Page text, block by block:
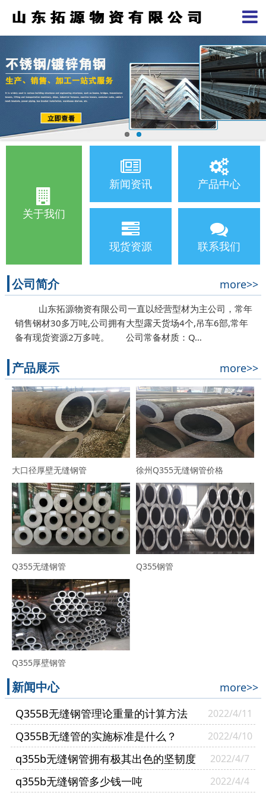
关于我们
新闻资讯 产品中心
现货资源 联系我们
公司简介 more>>
山东拓源物资有限公司一直以经营型材为主公司，常年
销售钢材30多万吨,公司拥有大型露天货场4个,吊车6部,常年
备有现货资源2万多吨。 公司常备材质：Q…
产品展示 more>>
大口径厚壁无缝钢管 徐州Q355无缝钢管价格
Q355无缝钢管 Q355钢管
Q355厚壁钢管
新闻中心
more>>
Q355B无缝钢管理论重量的计算方法
2022/4/11
Q355B无缝管的实施标准是什么？ 2022/4/10
q355b无缝钢管拥有极其出色的坚韧度 2022/4/7
q355b无缝钢管多少钱一吨 2022/4/4